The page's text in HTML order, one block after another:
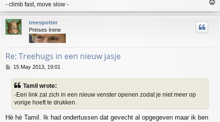
- climb fast, move slow -
o
p
treespotter
Prinses Irene
Re: Treehugs in een nieuw jasje
P
s
15 May 2013, 19:01
Tamil wrote:
-Een link zal zich in een nieuw venster openen zodat je niet meer op
vorige hoeft te drukken.
Hè hè Tamil. Ik had ondertussen dat gevecht al opgegeven maar ik ben